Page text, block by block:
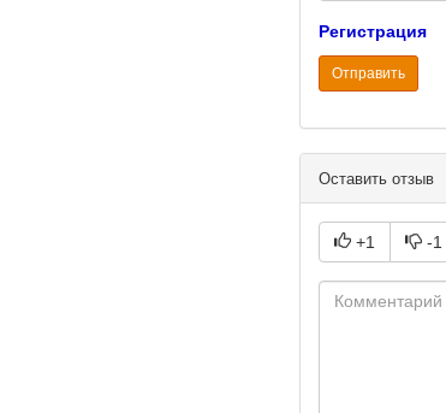
Регистрация
Отправить
Оставить отзыв
+1 -1